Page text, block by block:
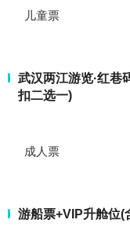
儿童票
武汉两江游览·红巷
扣二选一)
成人票
游船票+VIP升舱位(